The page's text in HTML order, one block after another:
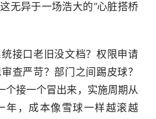
无异于一场浩大的“心脏搭桥
接口老旧没文档？权限申请
查严苛？部门之间踢皮球？
个接一个冒出来，实施周期从
年，成本像雪球一样越滚越